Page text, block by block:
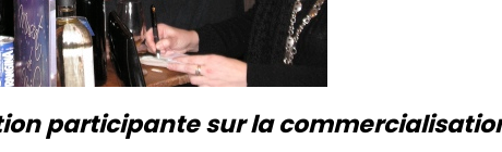
participante sur la